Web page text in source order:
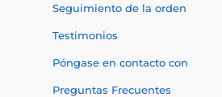
Seguimiento de la orden
Testimonios
Póngase en contacto con
Preguntas Frecuentes